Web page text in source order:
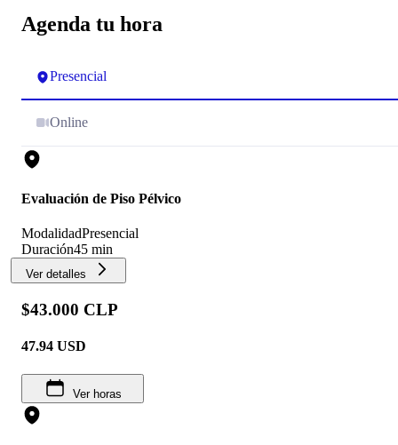
Agenda tu hora
Presencial
Online
Evaluación de Piso Pélvico
ModalidadPresencial
Duración45 min
Ver detalles
$43.000 CLP
47.94 USD
Ver horas